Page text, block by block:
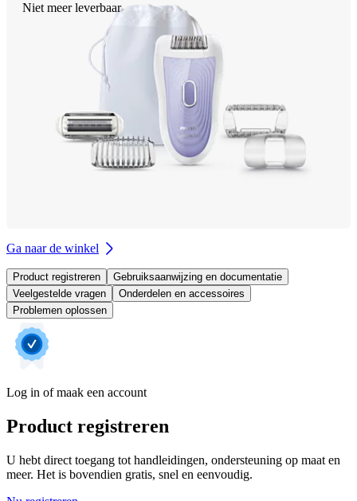
Niet meer leverbaar
Ga naar de winkel
Product registreren
Gebruiksaanwijzing en documentatie
Veelgestelde vragen
Onderdelen en accessoires
Problemen oplossen
Log in of maak een account
Product registreren
U hebt direct toegang tot handleidingen, ondersteuning op maat en
meer. Het is bovendien gratis, snel en eenvoudig.